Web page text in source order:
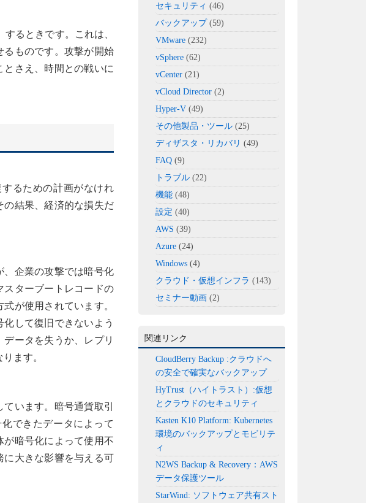
るときです。これは、
るものです。攻撃が開始
さえ、時間との戦いに
るための計画がなけれ
の結果、経済的な損失だ
、企業の攻撃では暗号化
スターブートレコードの
が使用されています。
して復旧できないよう
ータを失うか、レプリ
ます。
います。暗号通貨取引
できたデータによって
暗号化によって使用不
に大きな影響を与える可
セキュリティ (46)
バックアップ(59)
VMware (232)
vSphere (62)
vCenter (21)
vCloud Director (2)
Hyper-V (49)
その他製品・ツール (25)
ディザスタ・リカバリ (49)
FAQ (9)
トラブル (22)
機能 (48)
設定 (40)
AWS (39)
Azure (24)
Windows (4)
クラウド・仮想インフラ (143)
セミナー動画 (2)
関連リンク
CloudBerry Backup :クラウドへ
の安全で確実なバックアップ
HyTrust（ハイトラスト）:仮想
とクラウドのセキュリティ
Kasten K10 Platform: Kubernetes
環境のバックアップとモビリテ
ィ
N2WS Backup & Recovery：AWS
データ保護ツール
StarWind: ソフトウェア共有スト